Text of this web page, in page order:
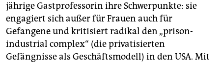
jährige Gastprofessorin ihre Schwerpunkte: sie
engagiert sich außer für Frauen auch für
Gefangene und kritisiert radikal den „prison-
industrial complex“ (die privatisierten
Gefängnisse als Geschäftsmodell) in den USA. Mit